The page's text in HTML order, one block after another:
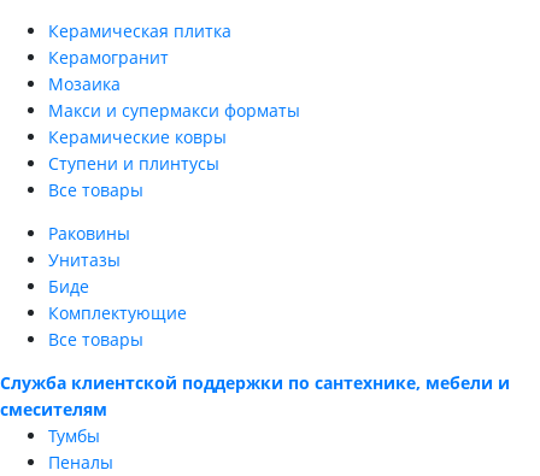
Керамическая плитка
Керамогранит
Мозаика
Макси и супермакси форматы
Керамические ковры
Ступени и плинтусы
Все товары
Раковины
Унитазы
Биде
Комплектующие
Все товары
Служба клиентской поддержки по сантехнике, мебели и
смесителям
Тумбы
Пеналы